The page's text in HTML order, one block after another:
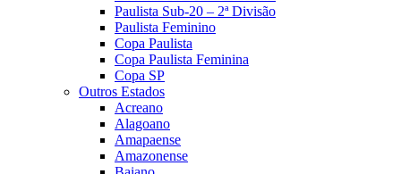
Paulista Sub-20 – 2ª Divisão
Paulista Feminino
Copa Paulista
Copa Paulista Feminina
Copa SP
Outros Estados
Acreano
Alagoano
Amapaense
Amazonense